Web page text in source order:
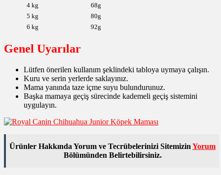
4 kg
68g
5 kg
80g
6 kg
92g
Genel Uyarılar
Lütfen önerilen kullanım şeklindeki tabloya uymaya çalışın.
Kuru ve serin yerlerde saklayınız.
Mama yanında taze içme suyu bulundurunuz.
Başka mamaya geçiş sürecinde kademeli geçiş sistemini
uygulayın.
Ürünler Hakkında Yorum ve Tecrübelerinizi Sitemizin Yorum
Bölümünden Belirtebilirsiniz.